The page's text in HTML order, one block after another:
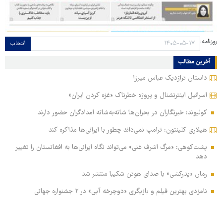
روزنامه: انتخاب
آخرین مطالب
داستان تراژدیک عباس میرزا
اسرائیل اینترنشنال و پروژه خطرناک «غزه کردن ایران»
کولیوند: خبرنگاران در بحران‌ها شانه‌به‌شانه امدادگران حضور دارند
هیلاری کلینتون: ترامپ نمی‌داند چطور با ایرانی‌ها مذاکره کند
پشت‌کوهی: «مرگ اشرف غنی» می‌تواند نگاه ایرانی‌ها به افغانستان را تغییر
دهد
رمان «پدرکشی» با صدای هوتن شکیبا منتشر شد
نامزدی بهترین فیلم و بازیگری «دوچرخه آبی» در ۲ جشنواره جهانی